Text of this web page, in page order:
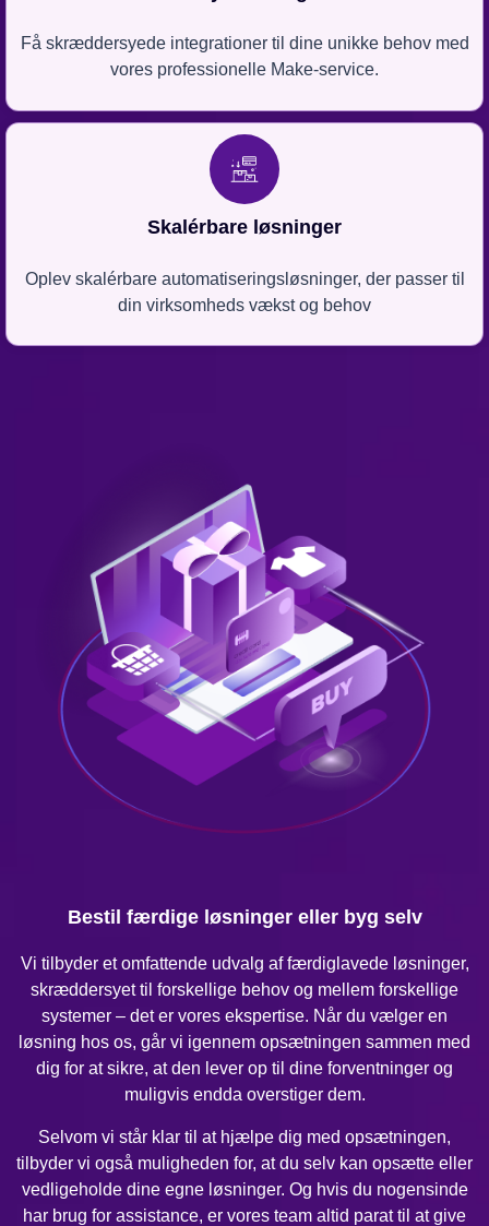
Få skræddersyede integrationer til dine unikke behov med
vores professionelle Make-service.
Skalérbare løsninger
Oplev skalérbare automatiseringsløsninger, der passer til
din virksomheds vækst og behov
Bestil færdige løsninger eller byg selv
Vi tilbyder et omfattende udvalg af færdiglavede løsninger,
skræddersyet til forskellige behov og mellem forskellige
systemer – det er vores ekspertise. Når du vælger en
løsning hos os, går vi igennem opsætningen sammen med
dig for at sikre, at den lever op til dine forventninger og
muligvis endda overstiger dem.
Selvom vi står klar til at hjælpe dig med opsætningen,
tilbyder vi også muligheden for, at du selv kan opsætte eller
vedligeholde dine egne løsninger. Og hvis du nogensinde
har brug for assistance, er vores team altid parat til at give